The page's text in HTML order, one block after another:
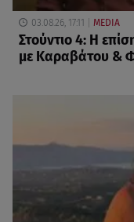
03.08.26, 17:11 MEDIA
Στούντιο 4: Η
με Καραβάτου &